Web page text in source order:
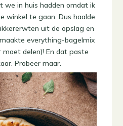
we in huis hadden omdat ik
winkel te gaan. Dus haalde
uit de opslag en
everything-bagelmix
moet delen)! En dat paste
Probeer maar.